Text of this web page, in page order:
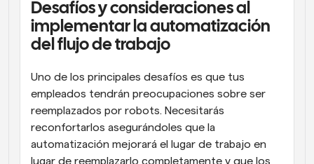
Desafíos y consideraciones al
implementar la automatización
del flujo de trabajo
Uno de los principales desafíos es que tus
empleados tendrán preocupaciones sobre ser
reemplazados por robots. Necesitarás
reconfortarlos asegurándoles que la
automatización mejorará el lugar de trabajo en
lugar de reemplazarlo completamente y que los